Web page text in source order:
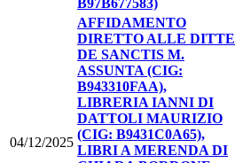
04/12/2025
AFFIDAMENTO
DIRETTO ALLE DITTE
DE SANCTIS M.
ASSUNTA (CIG:
B943310FAA),
LIBRERIA IANNI DI
DATTOLI MAURIZIO
(CIG: B9431C0A65),
LIBRI A MERENDA DI